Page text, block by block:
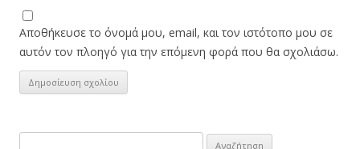
Αποθήκευσε το όνομά μου, email, και τον ιστότοπο μου σε
αυτόν τον πλοηγό για την επόμενη φορά που θα σχολιάσω.